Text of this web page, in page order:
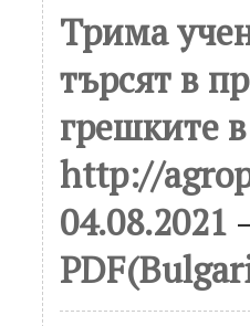
Трима
търсят в
грешките
http://
04.08.2021